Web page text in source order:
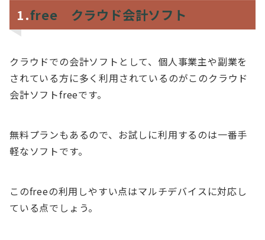
1.free クラウド会計ソフト
クラウドでの会計ソフトとして、個人事業主や副業を
されている方に多く利用されているのがこのクラウド
会計ソフトfreeです。
無料プランもあるので、お試しに利用するのは一番手
軽なソフトです。
このfreeの利用しやすい点はマルチデバイスに対応し
ている点でしょう。